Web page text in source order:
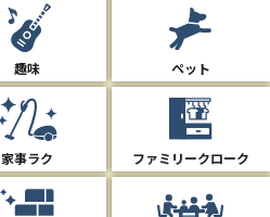
趣味 ペット
家事ラク ファミリークローク